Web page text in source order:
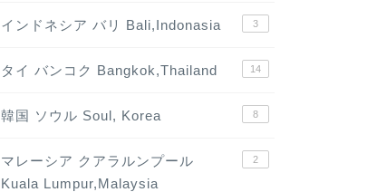
インドネシア バリ Bali,Indonasia 3
タイ バンコク Bangkok,Thailand 14
韓国 ソウル Soul, Korea 8
マレーシア クアラルンプール
Kuala Lumpur,Malaysia
2